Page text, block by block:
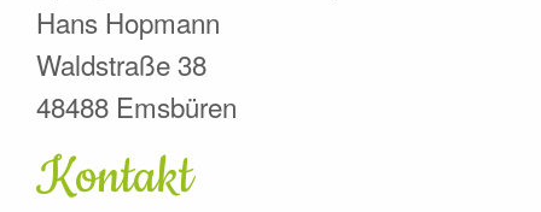
Hans Hopmann
Waldstraße 38
48488 Emsbüren
Kontakt